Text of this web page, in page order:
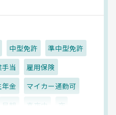
中型免許
準中型免許
当
雇用保険
金
マイカー通勤可
早朝 真夜中 夜